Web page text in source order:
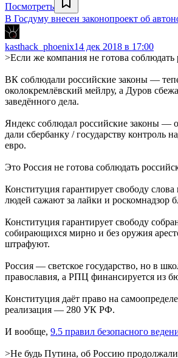
Посмотреть
В Госдуму внесен законопроект об
kasthack_phoenix14 дек 2018 в 17:00
>Если же компания не готова соблюдать
ВК соблюдали российские законы —
околокремлёвский мейлру, а Дуров
заведённого дела.
Яндекс соблюдал российские законы —
дали сбербанку / государству контроль
евро.
Это Россия не готова соблюдать
Конституция гарантирует свободу
людей сажают за лайки и роскомнадзор
Конституция гарантирует свободу
собирающихся мирно и без оружия
штрафуют.
Россия — светское государство, но в
православия, а РПЦ финансируется из
Конституция даёт право на
реализация — 280 УК РФ.
И вообще, 9.5 правил безопасного
>Не будь Путина, об Россию